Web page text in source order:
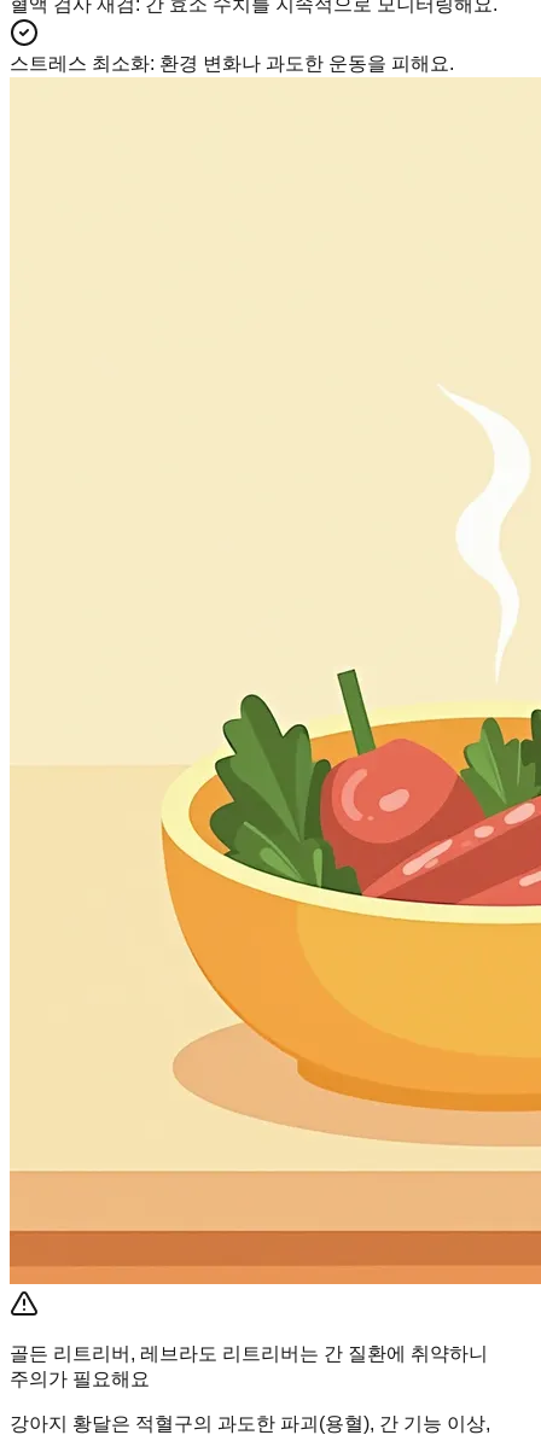
스트레스 최소화: 환경 변화나 과도한 운동을 피해요.
골든 리트리버, 레브라도 리트리버는 간 질환에 취약하니
주의가 필요해요
강아지 황달은 적혈구의 과도한 파괴(용혈), 간 기능 이상,